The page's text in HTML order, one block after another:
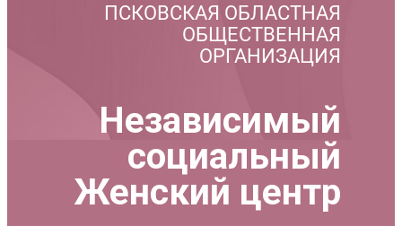
ПСКОВСКАЯ ОБЛАСТНАЯ
ОБЩЕСТВЕННАЯ
ОРГАНИЗАЦИЯ
Независимый
социальный
Женский центр